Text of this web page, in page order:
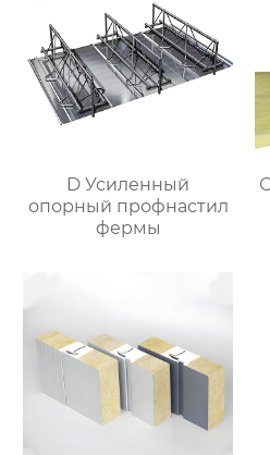
D Усиленный
опорный профнастил
фермы